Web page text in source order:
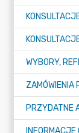
WYBORY,
ZAMÓWIENIA
PRZYDATNE
INFORMACJE